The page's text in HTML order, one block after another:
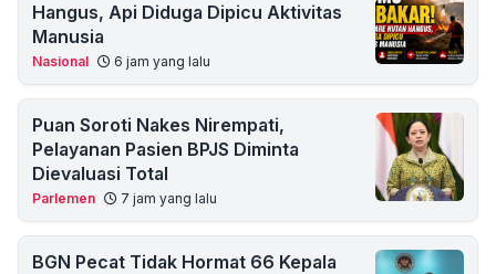
Hangus, Api Diduga Dipicu Aktivitas
Manusia
Nasional 6 jam yang lalu
Puan Soroti Nakes Nirempati,
Pelayanan Pasien BPJS Diminta
Dievaluasi Total
Parlemen 7 jam yang lalu
BGN Pecat Tidak Hormat 66 Kepala